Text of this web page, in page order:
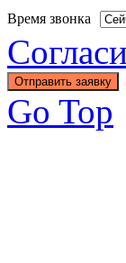
Время звонка
Отправить заявку
Go Top